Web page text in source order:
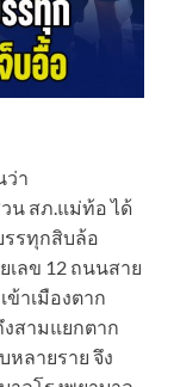
ว่า
น สภ.แม่ท้อ ได้
รรทุกสิบล้อ
ลข 12 ถนนสาย
ข้าเมืองตาก
สามแยกตาก
หลายราย จึง